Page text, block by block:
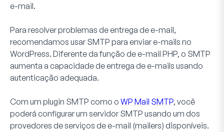
e-mail.
Para resolver problemas de entrega de e-mail,
recomendamos usar SMTP para enviar e-mails no
WordPress. Diferente da função de e-mail PHP, o SMTP
aumenta a capacidade de entrega de e-mails usando
autenticação adequada.
Com um plugin SMTP como o WP Mail SMTP, você
poderá configurar um servidor SMTP usando um dos
provedores de serviços de e-mail (mailers) disponíveis.